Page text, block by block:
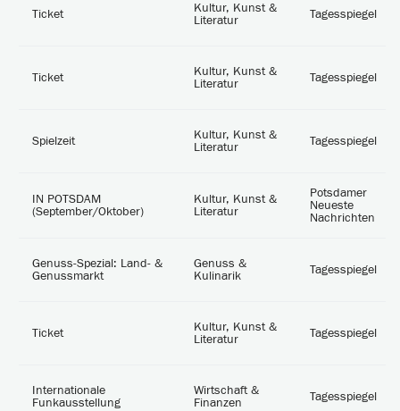
Ticket
Kultur, Kunst &
Literatur
Tagesspiegel
Ticket
Kultur, Kunst &
Literatur
Tagesspiegel
Spielzeit
Kultur, Kunst &
Literatur
Tagesspiegel
IN POTSDAM
(September/Oktober)
Kultur, Kunst &
Literatur
Potsdamer
Neueste
Nachrichten
Genuss-Spezial: Land- &
Genussmarkt
Genuss &
Kulinarik
Tagesspiegel
Ticket
Kultur, Kunst &
Literatur
Tagesspiegel
Internationale
Funkausstellung
Wirtschaft &
Finanzen
Tagesspiegel